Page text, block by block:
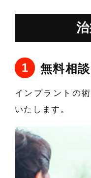
無料相談
インプラントの
いたします。